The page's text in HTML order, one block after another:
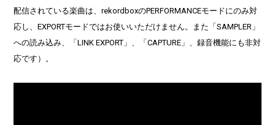
配信されている楽曲は、rekordboxのPERFORMANCEモードにのみ対
応し、EXPORTモードではお使いいただけません。また「SAMPLER」
への読み込み、「LINK EXPORT」、「CAPTURE」、録音機能にも非対
応です）。